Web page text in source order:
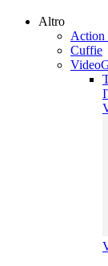
Altro
Action
Cuffie